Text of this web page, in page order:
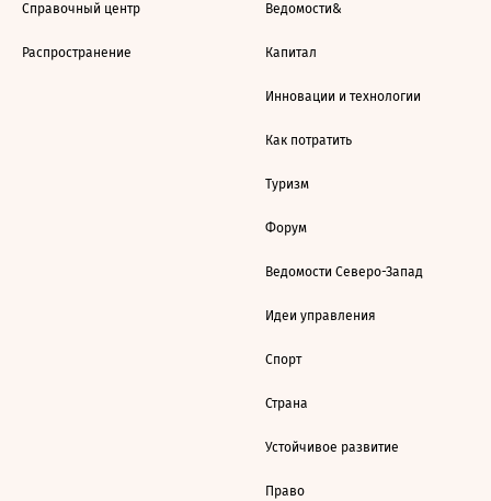
Справочный центр
Распространение
Ведомости&
Капитал
Инновации и технологии
Как потратить
Туризм
Форум
Ведомости Северо-Запад
Идеи управления
Спорт
Страна
Устойчивое развитие
Право